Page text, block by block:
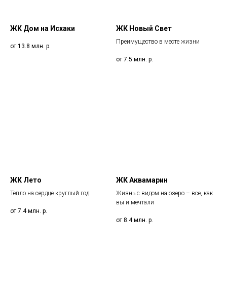
ЖК Дом на Исхаки
от 13.8 млн. р.
ЖК Новый Свет
Преимущество в месте жизни
от 7.5 млн. р.
ЖК Лето
Тепло на сердце круглый год
от 7.4 млн. р.
ЖК Аквамарин
Жизнь с видом на озеро – все, как
вы и мечтали
от 8.4 млн. р.